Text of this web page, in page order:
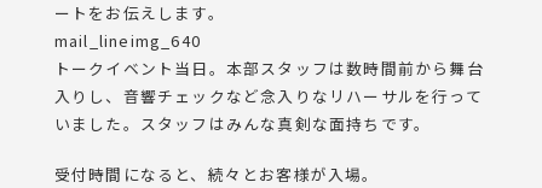
ートをお伝えします。
mail_lineimg_640
トークイベント当日。本部スタッフは数時間前から舞台
入りし、音響チェックなど念入りなリハーサルを行って
いました。スタッフはみんな真剣な面持ちです。
受付時間になると、続々とお客様が入場。